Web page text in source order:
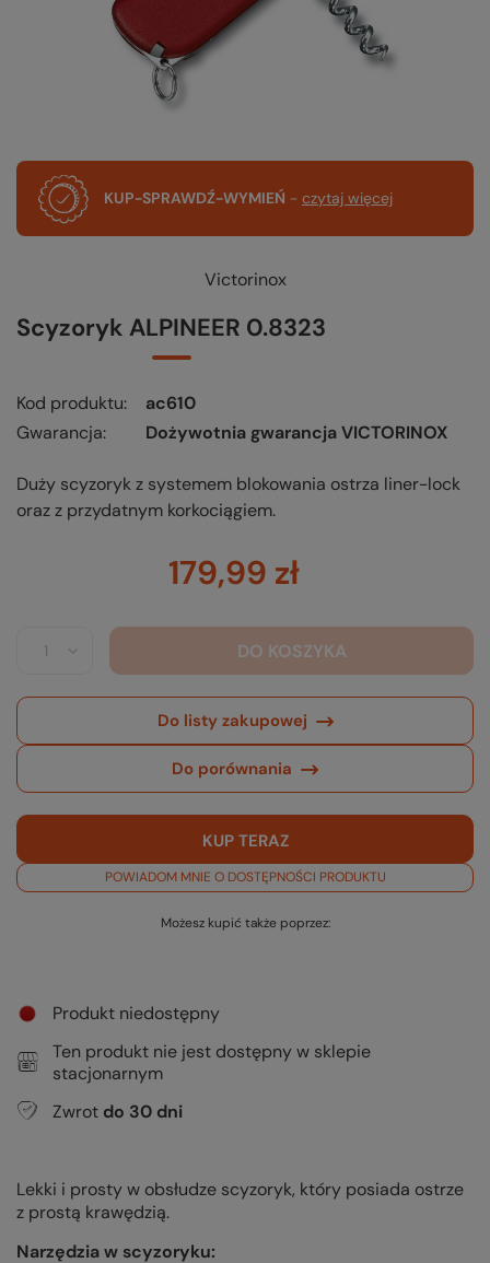
KUP-SPRAWDŹ-WYMIEŃ - czytaj więcej
Victorinox
Scyzoryk ALPINEER 0.8323
Kod produktu
ac610
Gwarancja
Dożywotnia gwarancja VICTORINOX
Duży scyzoryk z systemem blokowania ostrza liner-lock
oraz z przydatnym korkociągiem.
179,99 zł
DO KOSZYKA
Do listy zakupowej
Do porównania
KUP TERAZ
POWIADOM MNIE O DOSTĘPNOŚCI PRODUKTU
Możesz kupić także poprzez:
Produkt niedostępny
Ten produkt nie jest dostępny w sklepie
stacjonarnym
Zwrot do 30 dni
Lekki i prosty w obsłudze scyzoryk, który posiada ostrze
z prostą krawędzią.
Narzędzia w scyzoryku: